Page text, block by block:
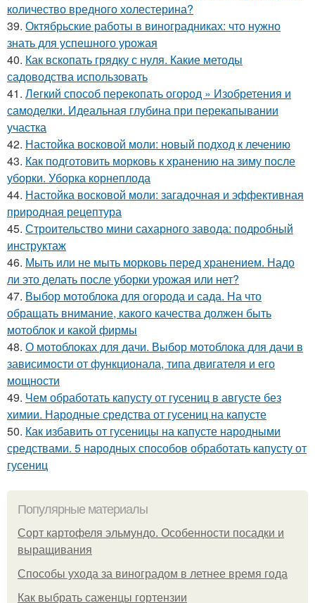
количество вредного холестерина?
39. Октябрьские работы в виноградниках: что нужно
знать для успешного урожая
40. Как вскопать грядку с нуля. Какие методы
садоводства использовать
41. Легкий способ перекопать огород » Изобретения и
самоделки. Идеальная глубина при перекапывании
участка
42. Настойка восковой моли: новый подход к лечению
43. Как подготовить морковь к хранению на зиму после
уборки. Уборка корнеплода
44. Настойка восковой моли: загадочная и эффективная
природная рецептура
45. Строительство мини сахарного завода: подробный
инструктаж
46. Мыть или не мыть морковь перед хранением. Надо
ли это делать после уборки урожая или нет?
47. Выбор мотоблока для огорода и сада. На что
обращать внимание, какого качества должен быть
мотоблок и какой фирмы
48. О мотоблоках для дачи. Выбор мотоблока для дачи в
зависимости от функционала, типа двигателя и его
мощности
49. Чем обработать капусту от гусениц в августе без
химии. Народные средства от гусениц на капусте
50. Как избавить от гусеницы на капусте народными
средствами. 5 народных способов обработать капусту от
гусениц
Популярные материалы
Сорт картофеля эльмундо. Особенности посадки и
выращивания
Способы ухода за виноградом в летнее время года
Как выбрать саженцы гортензии